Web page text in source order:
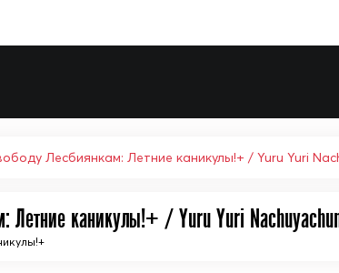
Выберите одну категорию
Лесбиянкам: Летние каникулы!+ / Yuru Yuri
Летние каникулы!+ / Yuru Yuri